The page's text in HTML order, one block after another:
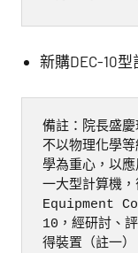
新購DEC-10
備註：院長盛
不以物理化學
學為重心，以
一大型計算機
Equipment
10，經研討、
得裝置（註一